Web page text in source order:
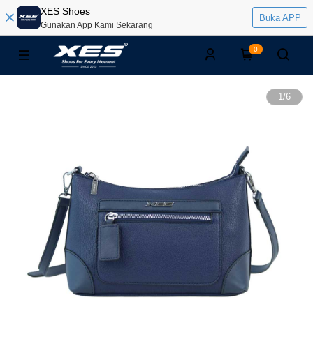
XES Shoes
Gunakan App Kami Sekarang
Buka APP
0
1/6